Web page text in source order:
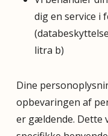
dig en service i
litra b)
Dine
opbevaringen af
er gældende. Dette